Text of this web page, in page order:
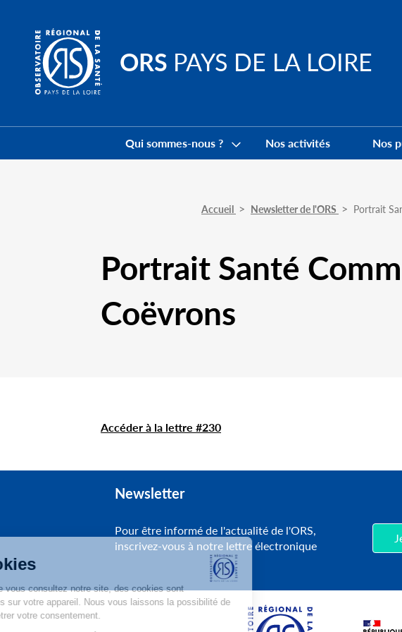
content
ORS PAYS DE LA LOIRE
Navigation
Qui sommes-nous ? Nos activités Nos
Accueil Newsletter de l'ORS Portrait
Portrait Santé
Coëvrons
Accéder à la lettre #230
Newsletter
Pour être informé de l'actualité de l'ORS,
inscrivez-vous à notre lettre électronique
Cookies
Lorsque vous consultez notre site, des cookies sont
déposés sur votre appareil. Nous vous laissons la possibilité de
paramétrer votre consentement.